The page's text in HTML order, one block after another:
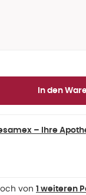
In den
– Ihre
von 1 weiteren